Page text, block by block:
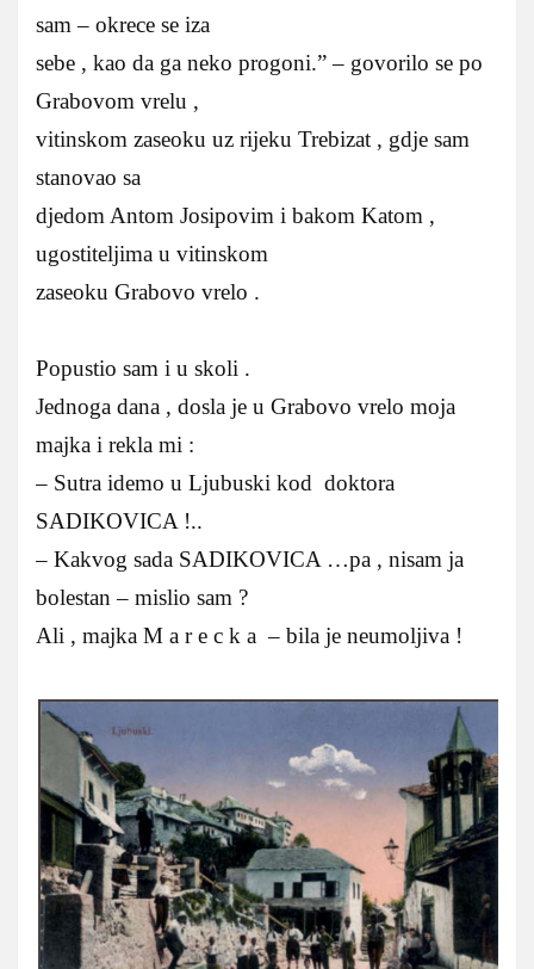
sam – okrece se iza
sebe , kao da ga neko progoni.” – govorilo se po
Grabovom vrelu ,
vitinskom zaseoku uz rijeku Trebizat , gdje sam
stanovao sa
djedom Antom Josipovim i bakom Katom ,
ugostiteljima u vitinskom
zaseoku Grabovo vrelo .
Popustio sam i u skoli .
Jednoga dana , dosla je u Grabovo vrelo moja
majka i rekla mi :
– Sutra idemo u Ljubuski kod doktora
SADIKOVICA !..
– Kakvog sada SADIKOVICA …pa , nisam ja
bolestan – mislio sam ?
Ali , majka M a r e c k a – bila je neumoljiva !